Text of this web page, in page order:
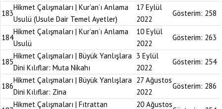
183
Hikmet Çalışmaları | Kur’an’ı Anlama
Usulü (Usule Dair Temel Ayetler)
17 Eylül
2022
Gösterim: 258
184
Hikmet Çalışmaları | Kur’an’ı Anlama
Usulü
10 Eylül
2022
Gösterim: 263
185
Hikmet Çalışmaları | Büyük Yanlışlara
Dini Kılıflar: Muta Nikahı
3 Eylül
2022
Gösterim: 254
186
Hikmet Çalışmaları | Büyük Yanlışlara
Dini Kılıflar: Zina
27 Ağustos
2022
Gösterim: 286
Hikmet Çalışmaları | Fıtrattan 20 Ağustos